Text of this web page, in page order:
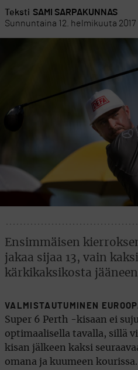
Teksti SAMI SARPAKUNNAS
Sunnuntaina 12. helmikuuta 2017
Ensimmäisen
jakaa sijaa 13, vain
kärkikaksikosta
VALMISTAUTUMINEN
Super 6 Perth -kisaan ei
optimaalisella tavalla, sillä
kisan jälkeen kaksi
omana ja kuumeen kourissa.